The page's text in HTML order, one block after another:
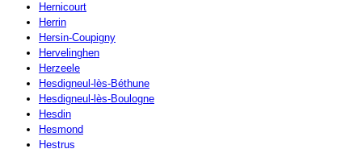
Hernicourt
Herrin
Hersin-Coupigny
Hervelinghen
Herzeele
Hesdigneul-lès-Béthune
Hesdigneul-lès-Boulogne
Hesdin
Hesmond
Hestrus